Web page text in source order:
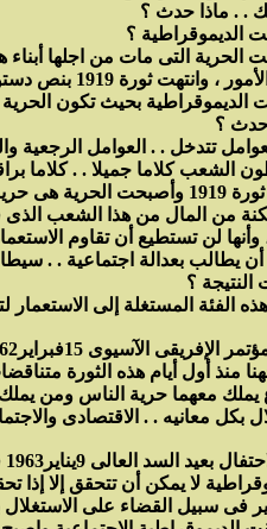
الديموقراطية ؟
الحرية التى مات من اجلها أبناء
، وحصلت البلد على على دستور 1923 . . هل طبّق الدستور حسب مواده ؟ وحسب أبوابه وبنوده ؟
بحيث تكون
حدث ؟
الشعب كلاما جميلا . . كلاما
انتكست ثورة 1919 وأصبحت
من المال من هذا الشعب الذى
وأنها لن تستطيع أن تقاوم
يطالب بعدالة اجتماعية . .
النتيجة ؟
منذ أول أيام هذه الثورة
يملك معهما حرية الناس ومن
لا يمكن أن تتحقق إلا إذا